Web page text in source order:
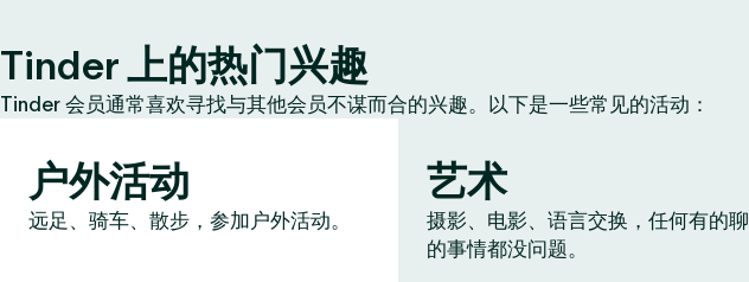
Tinder 上的热门兴趣
Tinder 会员通常喜欢寻找与其他会员不谋而合的兴趣。以下是一些常见的活动：
户外活动
远足、骑车、散步，参加户外活动。
艺术
摄影、电影、语言交换，任何有的聊
的事情都没问题。